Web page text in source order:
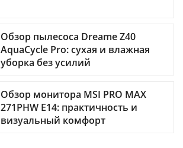
Обзор пылесоса Dreame Z40
AquaCycle Pro: сухая и влажная
уборка без усилий
Обзор монитора MSI PRO MAX
271PHW E14: практичность и
визуальный комфорт